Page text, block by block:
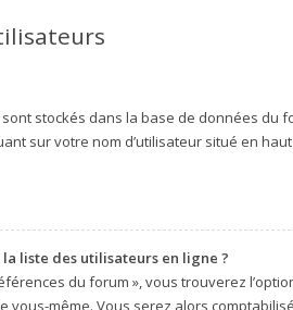
stockés dans la base de données du
sur votre nom d’utilisateur situé en
liste des utilisateurs en ligne ?
du forum », vous trouverez
même. Vous serez alors